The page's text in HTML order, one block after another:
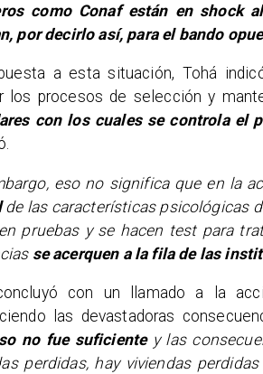
como Conaf están en shock
por decirlo así, para el bando
a esta situación, Tohá
los procesos de selección y
con los cuales se controla el
eso no significa que en la
de las características psicológicas
pruebas y se hacen test para
se acerquen a la fila de las
con un llamado a la
las devastadoras
no fue suficientey las
perdidas, hay viviendas